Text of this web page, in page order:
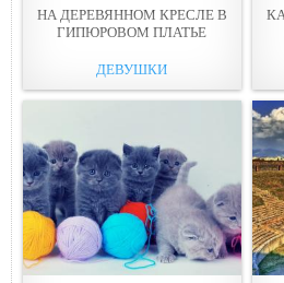
НА ДЕРЕВЯННOМ КРЕСЛЕ В
ГИПЮРОВОМ ПЛАТЬЕ
ДЕВУШКИ